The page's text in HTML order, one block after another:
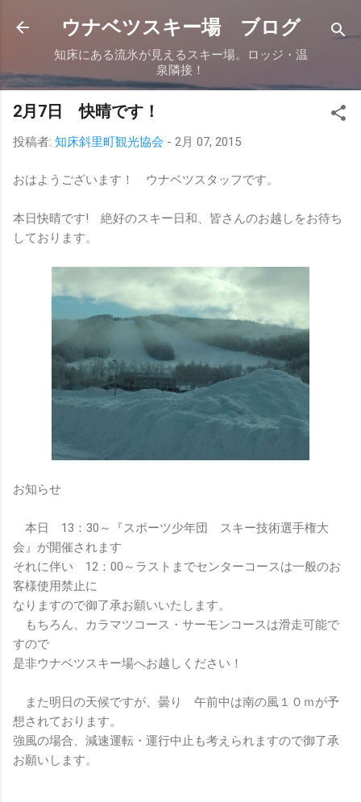
スキップしてメイン コンテンツに移動
ウナベツスキー場 ブログ
知床にある流氷が見えるスキー場。ロッジ・温
泉隣接！
2月7日 快晴です！
投稿者: 知床斜里町観光協会 - 2月 07, 2015
おはようございます！ ウナベツスタッフです。
本日快晴です! 絶好のスキー日和、皆さんのお越しをお待ち
しております。
お知らせ
本日 13：30～『スポーツ少年団 スキー技術選手権大
会』が開催されます
それに伴い 12：00～ラストまでセンターコースは一般のお
客様使用禁止に
なりますので御了承お願いいたします。
もちろん、カラマツコース・サーモンコースは滑走可能で
すので
是非ウナベツスキー場へお越しください！
また明日の天候ですが、曇り 午前中は南の風１０ｍが予
想されております。
強風の場合、減速運転・運行中止も考えられますので御了承
お願いします。